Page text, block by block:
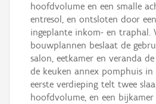
hoofdvolume en een smalle
entresol, en ontsloten door
ingeplante inkom- en traphal.
bouwplannen beslaat de
salon, eetkamer en veranda
de keuken annex pomphuis in
eerste verdieping telt twee
hoofdvolume, en een